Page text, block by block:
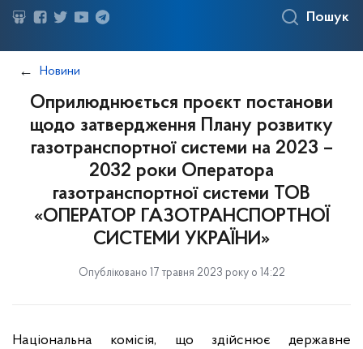
Пошук
Новини
Оприлюднюється проєкт постанови
щодо затвердження Плану розвитку
газотранспортної системи на 2023 –
2032 роки Оператора
газотранспортної системи ТОВ
«ОПЕРАТОР ГАЗОТРАНСПОРТНОЇ
СИСТЕМИ УКРАЇНИ»
Опубліковано 17 травня 2023 року о 14:22
Національна комісія, що здійснює державне